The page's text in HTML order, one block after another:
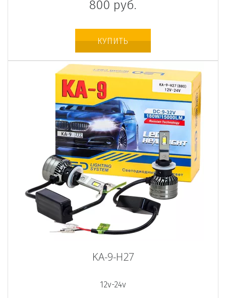
800 руб.
КУПИТЬ
KA-9-H27
12v-24v